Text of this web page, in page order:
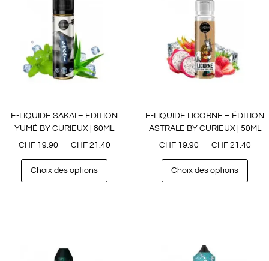
E-LIQUIDE SAKAÏ – EDITION
YUMÉ BY CURIEUX | 80ML
CHF19.90 – CHF21.40
Choix des options
E-LIQUIDE LICORNE – ÉDITION
ASTRALE BY CURIEUX | 50ML
CHF19.90 – CHF21.40
Choix des options